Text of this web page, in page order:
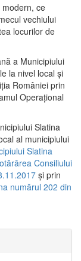
ce
vechiului
locurilor de
a Municipiului
la nivel local şi
României prin
Operațional
Slatina
al municipiului
Slatina
Consiliului
și prin
numărul 202 din